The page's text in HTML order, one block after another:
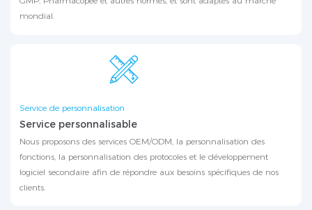
mondial.
Service de personnalisation
Service personnalisable
Nous proposons des services OEM/ODM, la personnalisation des
fonctions, la personnalisation des protocoles et le développement
logiciel secondaire afin de répondre aux besoins spécifiques de nos
clients.